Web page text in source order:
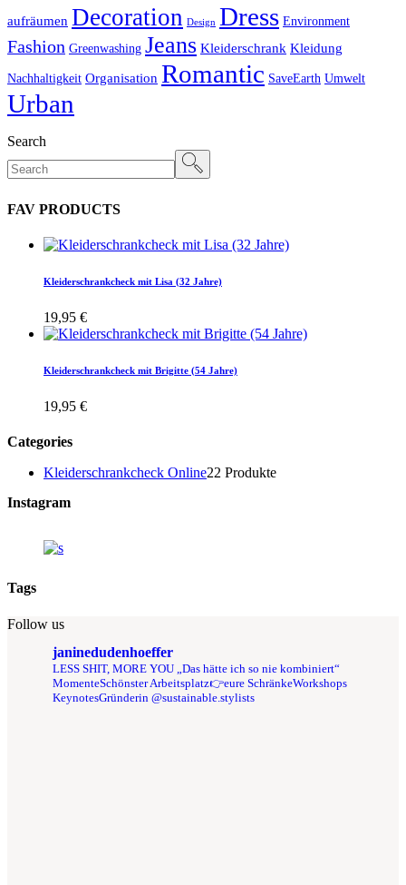
aufräumen Decoration Design Dress Environment
Fashion Greenwashing Jeans Kleiderschrank Kleidung
Nachhaltigkeit Organisation Romantic SaveEarth Umwelt
Urban
Search
FAV PRODUCTS
Kleiderschrankcheck mit Lisa (32 Jahre)
19,95 €
Kleiderschrankcheck mit Brigitte (54 Jahre)
19,95 €
Categories
Kleiderschrankcheck Online22 Produkte
Instagram
Tags
Follow us
janinedudenhoeffer
LESS SHIT, MORE YOU „Das hätte ich so nie kombiniert“
MomenteSchönster Arbeitsplatz👉eure SchränkeWorkshops
KeynotesGründerin @sustainable.stylists